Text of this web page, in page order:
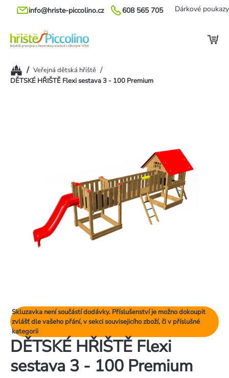
Přejít
608 565 705
info@hriste-piccolino.cz Dárkové poukazy
Domů/ Veřejná dětská hřiště /
DĚTSKÉ HŘIŠTĚ Flexi sestava 3 - 100 Premium
Skluzavka není součástí dodávky. Příslušenství je možno dokoupit
zvlášť dle vašeho přání, v sekci souvisejicího zboží, či v příslušné
kategorii
DĚTSKÉ HŘIŠTĚ Flexi
sestava 3 - 100 Premium